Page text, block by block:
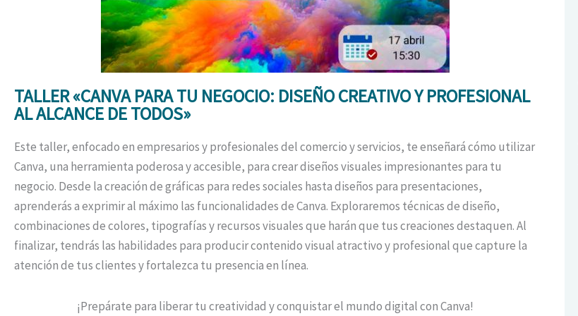
TALLER «CANVA PARA TU NEGOCIO: DISEÑO CREATIVO Y PROFESIONAL
AL ALCANCE DE TODOS»
Este taller, enfocado en empresarios y profesionales del comercio y servicios, te enseñará cómo utilizar
Canva, una herramienta poderosa y accesible, para crear diseños visuales impresionantes para tu
negocio. Desde la creación de gráficas para redes sociales hasta diseños para presentaciones,
aprenderás a exprimir al máximo las funcionalidades de Canva. Exploraremos técnicas de diseño,
combinaciones de colores, tipografías y recursos visuales que harán que tus creaciones destaquen. Al
finalizar, tendrás las habilidades para producir contenido visual atractivo y profesional que capture la
atención de tus clientes y fortalezca tu presencia en línea.
¡Prepárate para liberar tu creatividad y conquistar el mundo digital con Canva!